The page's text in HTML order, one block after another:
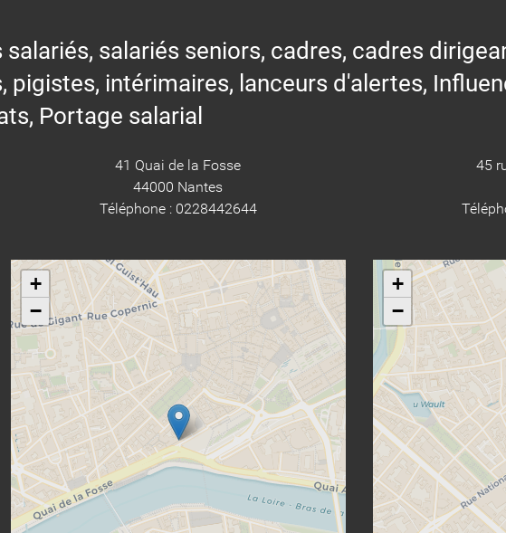
salariés seniors, cadres, cadres
intérimaires, lanceurs d'alertes,
Portage salarial
41 Quai de la Fosse
44000 Nantes
Téléphone : 0228442644
+
−
45
+
−